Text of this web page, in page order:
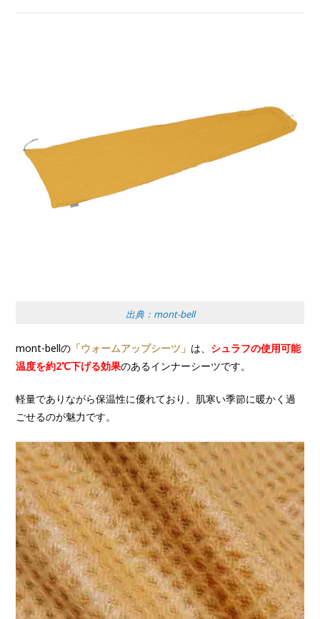
出典：mont-bell
mont-bellの 「ウォームアップシーツ」 は、 シュラフの使用可能
温度を約2℃下げる効果のあるインナーシーツです。
軽量でありながら保温性に優れており、肌寒い季節に暖かく過
ごせるのが魅力です。